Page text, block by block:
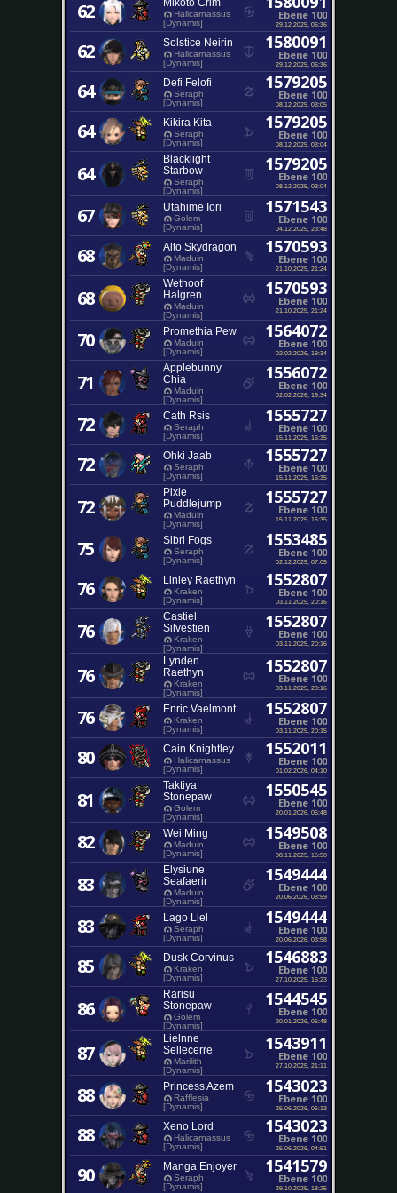
62 Mikoto Crim
Halicarnassus
[Dynamis]
Ebene 100
29.12.2025, 06:36
62 Solstice Neirin
Halicarnassus
[Dynamis]
1580091
Ebene 100
29.12.2025, 06:36
64 Defi Felofi
Seraph
[Dynamis]
1579205
Ebene 100
08.12.2025, 03:05
64 Kikira Kita
Seraph
[Dynamis]
1579205
Ebene 100
08.12.2025, 03:04
64
Blacklight
Starbow
Seraph
[Dynamis]
1579205
Ebene 100
08.12.2025, 03:04
67 Utahime Iori
Golem
[Dynamis]
1571543
Ebene 100
04.12.2025, 23:48
68 Alto Skydragon
Maduin
[Dynamis]
1570593
Ebene 100
21.10.2025, 21:24
68
Wethoof
Halgren
Maduin
[Dynamis]
1570593
Ebene 100
21.10.2025, 21:24
70 Promethia Pew
Maduin
[Dynamis]
1564072
Ebene 100
02.02.2026, 19:34
71
Applebunny
Chia
Maduin
[Dynamis]
1556072
Ebene 100
02.02.2026, 19:34
72 Cath Rsis
Seraph
[Dynamis]
1555727
Ebene 100
15.11.2025, 16:35
72 Ohki Jaab
Seraph
[Dynamis]
1555727
Ebene 100
15.11.2025, 16:35
72
Pixle
Puddlejump
Maduin
[Dynamis]
1555727
Ebene 100
15.11.2025, 16:35
75 Sibri Fogs
Seraph
[Dynamis]
1553485
Ebene 100
02.12.2025, 07:05
76 Linley Raethyn
Kraken
[Dynamis]
1552807
Ebene 100
03.11.2025, 20:16
76
Castiel
Silvestien
Kraken
[Dynamis]
1552807
Ebene 100
03.11.2025, 20:16
76
Lynden
Raethyn
Kraken
[Dynamis]
1552807
Ebene 100
03.11.2025, 20:16
76 Enric Vaelmont
Kraken
[Dynamis]
1552807
Ebene 100
03.11.2025, 20:15
80 Cain Knightley
Halicarnassus
[Dynamis]
1552011
Ebene 100
01.02.2026, 04:10
81
Taktiya
Stonepaw
Golem
[Dynamis]
1550545
Ebene 100
20.01.2026, 05:48
82 Wei Ming
Maduin
[Dynamis]
1549508
Ebene 100
08.11.2025, 15:50
83
Elysiune
Seafaerir
Maduin
[Dynamis]
1549444
Ebene 100
20.06.2026, 03:59
83 Lago Liel
Seraph
[Dynamis]
1549444
Ebene 100
20.06.2026, 03:58
85 Dusk Corvinus
Kraken
[Dynamis]
1546883
Ebene 100
27.10.2025, 15:23
86
Rarisu
Stonepaw
Golem
[Dynamis]
1544545
Ebene 100
20.01.2026, 05:48
87
Lielnne
Sellecerre
Marilith
[Dynamis]
1543911
Ebene 100
27.10.2025, 21:11
88 Princess Azem
Rafflesia
[Dynamis]
1543023
Ebene 100
25.06.2026, 05:13
88 Xeno Lord
Halicarnassus
[Dynamis]
1543023
Ebene 100
25.06.2026, 04:51
90 Manga Enjoyer
Seraph
[Dynamis]
1541579
Ebene 100
29.10.2025, 18:25